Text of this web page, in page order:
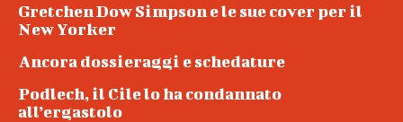
Gretchen Dow Simpson e le sue cover per il
New Yorker
Ancora dossieraggi e schedature
Podlech, il Cile lo ha condannato
all’ergastolo